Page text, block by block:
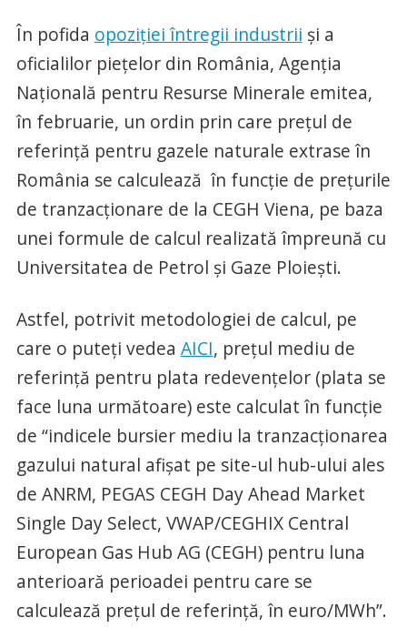
În pofida opoziţiei întregii industrii şi a
oficialilor pieţelor din România, Agenţia
Naţională pentru Resurse Minerale emitea,
în februarie, un ordin prin care preţul de
referinţă pentru gazele naturale extrase în
România se calculează în funcţie de preţurile
de tranzacţionare de la CEGH Viena, pe baza
unei formule de calcul realizată împreună cu
Universitatea de Petrol şi Gaze Ploieşti.
Astfel, potrivit metodologiei de calcul, pe
care o puteţi vedea AICI, preţul mediu de
referinţă pentru plata redevenţelor (plata se
face luna următoare) este calculat în funcţie
de “indicele bursier mediu la tranzacţionarea
gazului natural afişat pe site-ul hub-ului ales
de ANRM, PEGAS CEGH Day Ahead Market
Single Day Select, VWAP/CEGHIX Central
European Gas Hub AG (CEGH) pentru luna
anterioară perioadei pentru care se
calculează preţul de referinţă, în euro/MWh”.